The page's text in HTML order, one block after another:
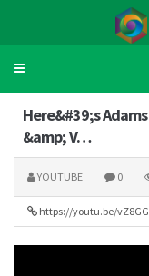
Toggle
Here&#39;s
&amp; V…
YOUTUBE 0
https://youtu.be/